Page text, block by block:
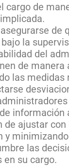
cargo de
de
la
del
de manera
las medidas
información
de ajustar
y
las
en su cargo.